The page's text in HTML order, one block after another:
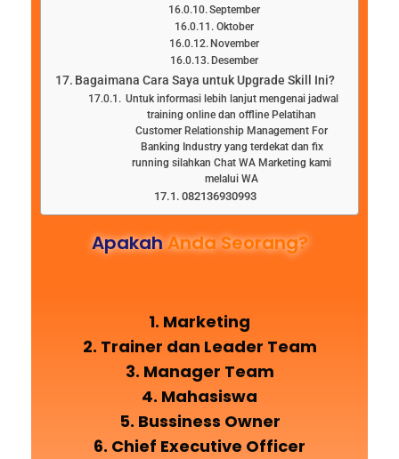
September
Oktober
November
Desember
Bagaimana Cara Saya untuk Upgrade Skill Ini?
Untuk informasi lebih lanjut mengenai jadwal
training online dan offline Pelatihan
Customer Relationship Management For
Banking Industry yang terdekat dan fix
running silahkan Chat WA Marketing kami
melalui WA
082136930993
ApakahAnda Seorang?
1. Marketing
2. Trainer dan Leader Team
3. Manager Team
4. Mahasiswa
5. Bussiness Owner
6. Chief Executive Officer